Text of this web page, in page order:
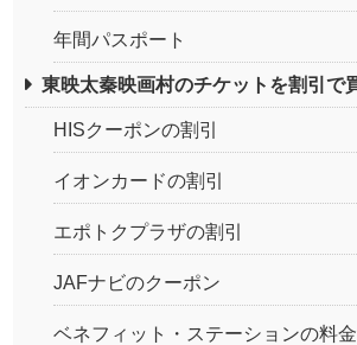
年間パスポート
東映太秦映画村のチケットを割引で
HISクーポンの割引
イオンカードの割引
エポトクプラザの割引
JAFナビのクーポン
ベネフィット・ステーションの料金